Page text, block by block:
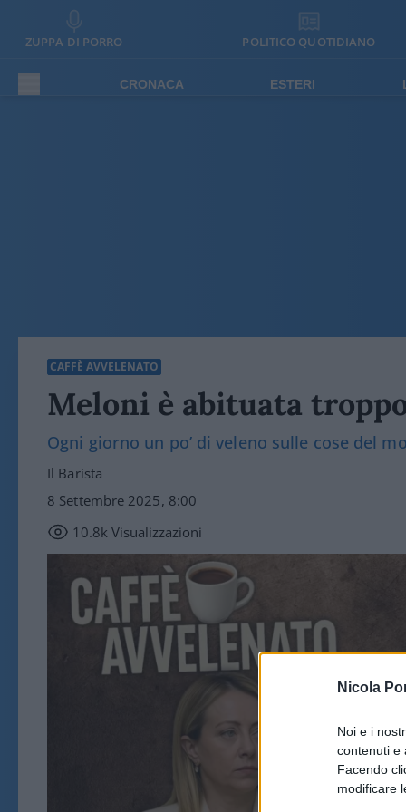
Nicola
Noi e i
contenuti e
Facendo
modificare
ZUPPA DI PORRO POLITICO QUOTIDIANO
CRONACA ESTERI
CAFFÈ AVVELENATO
Meloni è abituata
Ogni giorno un po’ di veleno sulle cose del
Il Barista
8 Settembre 2025, 8:00
10.8k Visualizzazioni